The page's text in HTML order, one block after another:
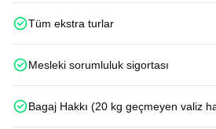
Tüm ekstra turlar
Mesleki sorumluluk sigortası
Bagaj Hakkı (20 kg geçmeyen valiz